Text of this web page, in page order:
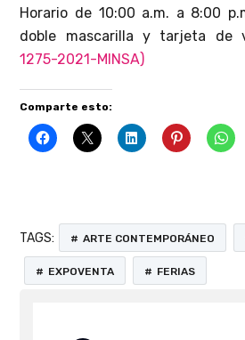
Horario de 10:00 a.m. a 8:00
doble mascarilla y tarjeta de
1275-2021-MINSA)
Comparte esto:
TAGS: ARTE CONTEMPORÁNEO
EXPOVENTA FERIAS